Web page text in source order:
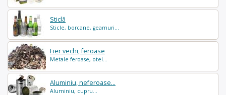
Sticlă
Sticle, borcane, geamuri...
Fier vechi, feroase
Metale feroase, otel...
Aluminiu, neferoase...
Aluminiu, cupru...